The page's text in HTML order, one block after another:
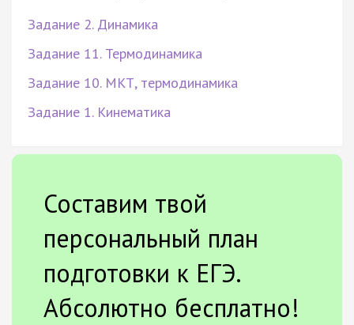
Задание 2. Динамика
Задание 11. Термодинамика
Задание 10. МКТ, термодинамика
Задание 1. Кинематика
Составим твой
персональный план
подготовки к ЕГЭ.
Абсолютно бесплатно!